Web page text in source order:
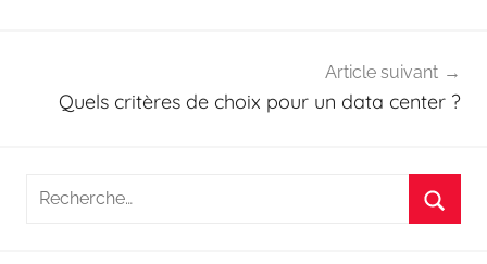
Article suivant
Quels critères de choix pour un data center ?
Recherche